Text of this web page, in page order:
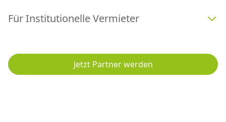
Für Institutionelle Vermieter
Jetzt Partner werden